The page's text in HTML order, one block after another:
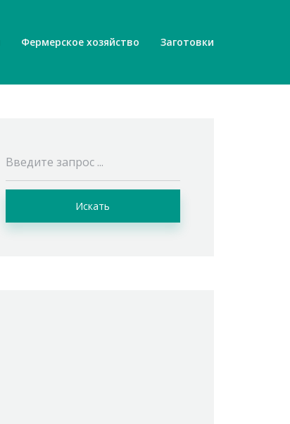
Фермерское хозяйство Заготовки
Искать